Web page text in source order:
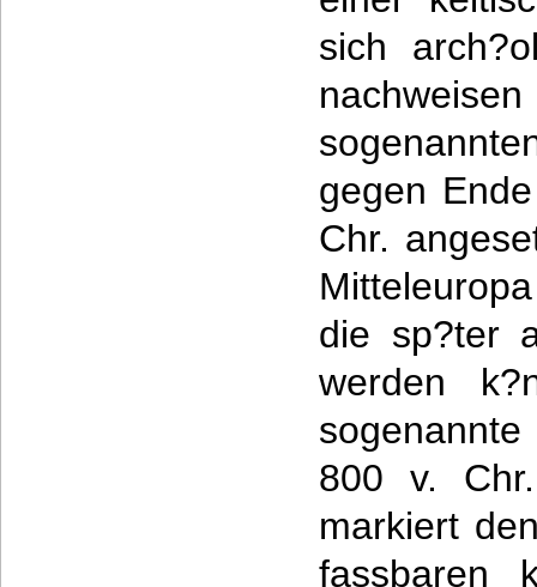
sich
gegen
Chr.
die sp?ter
werden
800 v.
markiert
fassbaren